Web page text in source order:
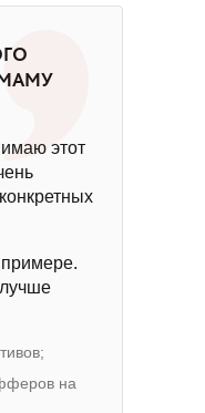
этот
на